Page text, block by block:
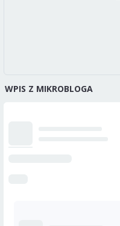
WPIS Z MIKROBLOGA